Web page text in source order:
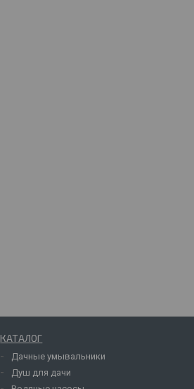
КАТАЛОГ
Дачные умывальники
Душ для дачи